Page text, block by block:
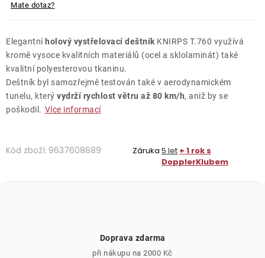
Kontakty
Mate dotaz?
Elegantní holový vystřelovací deštník KNIRPS T.760 využívá
kromě vysoce kvalitních materiálů (ocel a sklolaminát) také
kvalitní polyesterovou tkaninu.
Deštník byl samozřejmě testován také v aerodynamickém
tunelu, který vydrží rychlost větru až 80 km/h, aniž by se
poškodil. Více informací
Kód zboží: 9637608689 Záruka 5 let + 1 rok s
DopplerKlubem
Doprava zdarma
při nákupu na 2000 Kč